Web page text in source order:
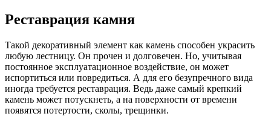
Реставрация камня
Такой декоративный элемент как камень способен украсить
любую лестницу. Он прочен и долговечен. Но, учитывая
постоянное эксплуатационное воздействие, он может
испортиться или повредиться. А для его безупречного вида
иногда требуется реставрация. Ведь даже самый крепкий
камень может потускнеть, а на поверхности от времени
появятся потертости, сколы, трещинки.